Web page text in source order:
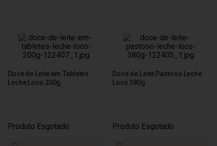
Doce de Leite em Tabletes
Leche Loco 200g
Produto Esgotado
Doce de Leite Pastoso Leche
Loco 380g
Produto Esgotado